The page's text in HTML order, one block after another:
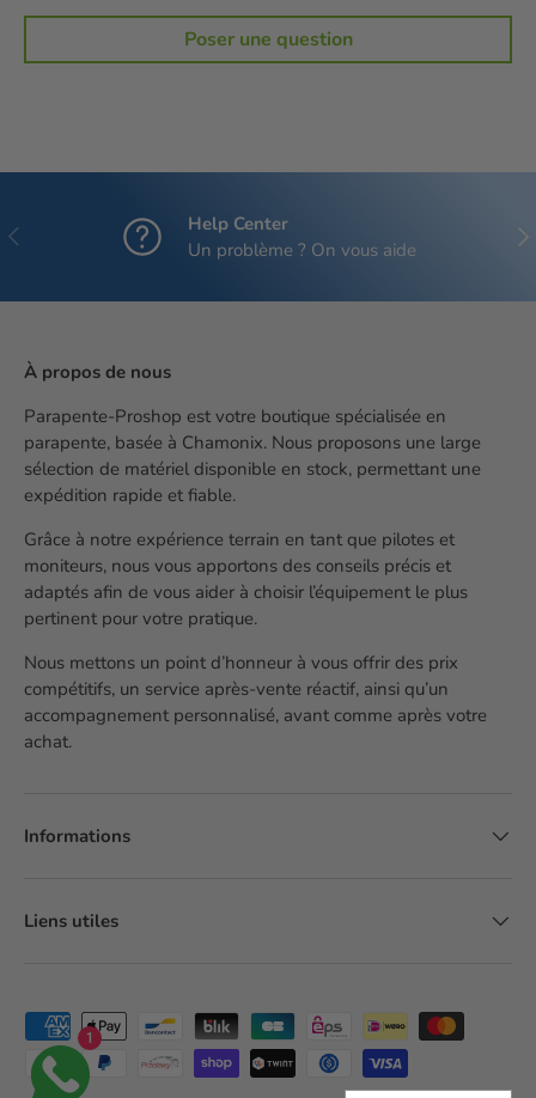
1
Poser une question
Précédent
Help Center
Un problème ? On vous aide
À propos de nous
Parapente-Proshop est votre boutique spécialisée en
parapente, basée à Chamonix. Nous proposons une large
sélection de matériel disponible en stock, permettant une
expédition rapide et fiable.
Grâce à notre expérience terrain en tant que pilotes et
moniteurs, nous vous apportons des conseils précis et
adaptés afin de vous aider à choisir l’équipement le plus
pertinent pour votre pratique.
Nous mettons un point d’honneur à vous offrir des prix
compétitifs, un service après-vente réactif, ainsi qu’un
accompagnement personnalisé, avant comme après votre
achat.
Informations
Liens utiles
Moyens de paiement acceptés